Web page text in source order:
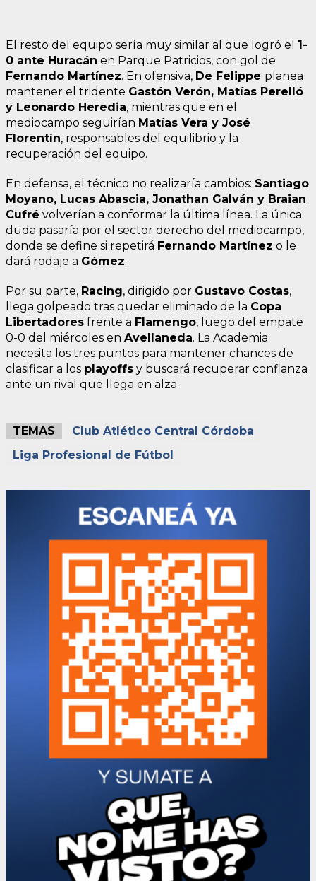
El resto del equipo sería muy similar al que logró el 1-
0 ante Huracán en Parque Patricios, con gol de
Fernando Martínez. En ofensiva, De Felippe planea
mantener el tridente Gastón Verón, Matías Perelló
y Leonardo Heredia, mientras que en el
mediocampo seguirían Matías Vera y José
Florentín, responsables del equilibrio y la
recuperación del equipo.
En defensa, el técnico no realizaría cambios: Santiago
Moyano, Lucas Abascia, Jonathan Galván y Braian
Cufré volverían a conformar la última línea. La única
duda pasaría por el sector derecho del mediocampo,
donde se define si repetirá Fernando Martínez o le
dará rodaje a Gómez.
Por su parte, Racing, dirigido por Gustavo Costas,
llega golpeado tras quedar eliminado de la Copa
Libertadores frente a Flamengo, luego del empate
0-0 del miércoles en Avellaneda. La Academia
necesita los tres puntos para mantener chances de
clasificar a los playoffs y buscará recuperar confianza
ante un rival que llega en alza.
TEMAS
Club Atlético Central Córdoba
Liga Profesional de Fútbol